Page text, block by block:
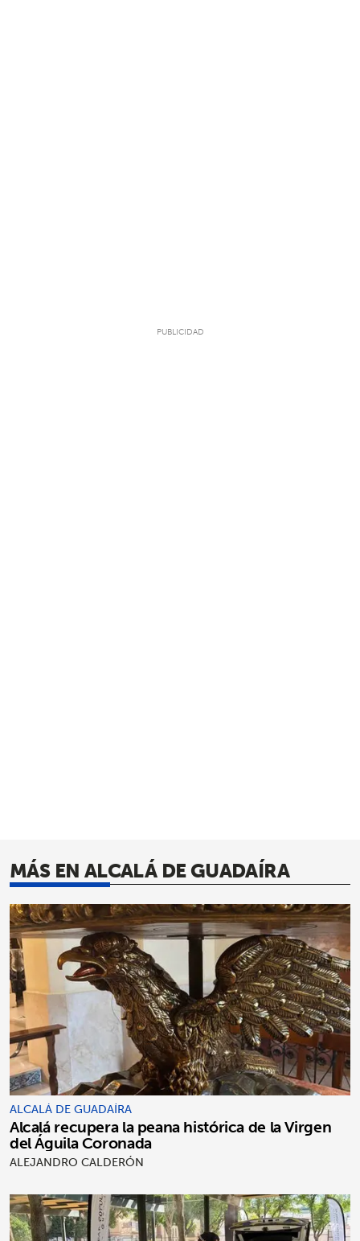
MÁS EN ALCALÁ DE GUADAÍRA
ALCALÁ DE GUADAÍRA
Alcalá recupera la peana histórica de la Virgen
del Águila Coronada
ALEJANDRO CALDERÓN